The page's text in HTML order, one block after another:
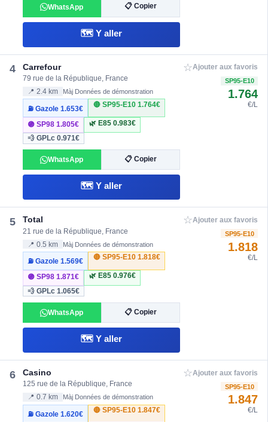
WhatsApp 📋 Copier
🗺️ Y aller
4 Carrefour
79 rue de la République, France
📍 2.4 km Màj Données de démonstration
⛽ Gazole1.653€
🔴 SP95-E10 1.764€
🟣 SP981.805€ 🌿 E85 0.983€
💨 GPLc0.971€
WhatsApp 📋 Copier
🗺️ Y aller
☆Ajouter aux favoris
SP95-E10
1.764
€/L
5 Total
21 rue de la République, France
📍 0.5 km Màj Données de démonstration
⛽ Gazole1.569€
🔴 SP95-E10 1.818€
🟣 SP981.871€ 🌿 E85 0.976€
💨 GPLc1.065€
WhatsApp 📋 Copier
🗺️ Y aller
☆Ajouter aux favoris
SP95-E10
1.818
€/L
6 Casino
125 rue de la République, France
📍 0.7 km Màj Données de démonstration
⛽ Gazole1.620€
🔴 SP95-E10 1.847€
☆Ajouter aux favoris
SP95-E10
1.847
€/L